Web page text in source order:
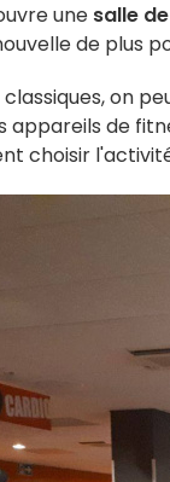
une salle
de plus
classiques, on
appareils de
choisir